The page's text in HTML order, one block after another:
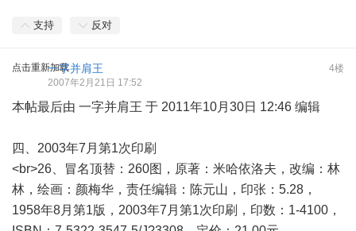
支持 反对
点击重新加载 4楼
一字并肩王
2007年2月21日 17:52
本帖最后由 一字并肩王 于 2011年10月30日 12:46 编辑
四、2003年7月第1次印刷
<br>26、冒名顶替：260图，原著：米哈依洛夫，改编：林
林，绘画：颜梅华，责任编辑：陈元山，印张：5.28，
1958年8月第1版，2003年7月第1次印刷，印数：1-4100，